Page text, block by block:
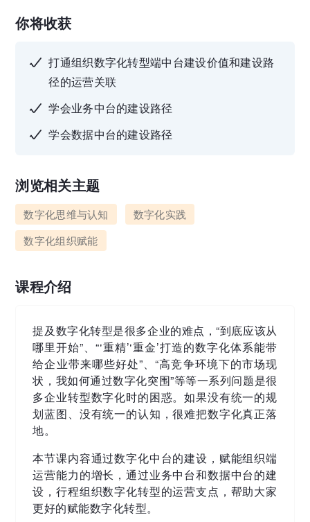
你将收获
打通组织数字化转型端中台建设价值和建设路
径的运营关联
学会业务中台的建设路径
学会数据中台的建设路径
浏览相关主题
数字化思维与认知
数字化实践
数字化组织赋能
课程介绍
提及数字化转型是很多企业的难点，“到底应该从
哪里开始”、“‘重精’‘重金’打造的数字化体系能带
给企业带来哪些好处”、“高竞争环境下的市场现
状，我如何通过数字化突围”等等一系列问题是很
多企业转型数字化时的困惑。如果没有统一的规
划蓝图、没有统一的认知，很难把数字化真正落
地。
本节课内容通过数字化中台的建设，赋能组织端
运营能力的增长，通过业务中台和数据中台的建
设，行程组织数字化转型的运营支点，帮助大家
更好的赋能数字化转型。